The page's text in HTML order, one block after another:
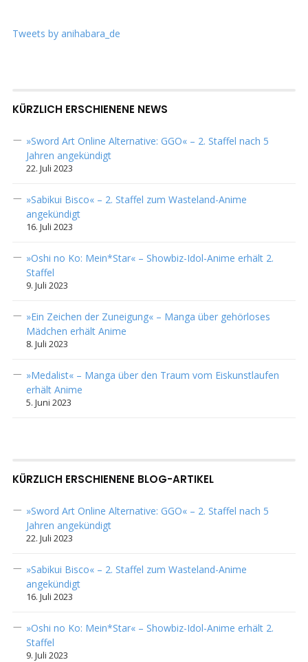
Tweets by anihabara_de
KÜRZLICH ERSCHIENENE NEWS
»Sword Art Online Alternative: GGO« – 2. Staffel nach 5
Jahren angekündigt
22. Juli 2023
»Sabikui Bisco« – 2. Staffel zum Wasteland-Anime
angekündigt
16. Juli 2023
»Oshi no Ko: Mein*Star« – Showbiz-Idol-Anime erhält 2.
Staffel
9. Juli 2023
»Ein Zeichen der Zuneigung« – Manga über gehörloses
Mädchen erhält Anime
8. Juli 2023
»Medalist« – Manga über den Traum vom Eiskunstlaufen
erhält Anime
5. Juni 2023
KÜRZLICH ERSCHIENENE BLOG-ARTIKEL
»Sword Art Online Alternative: GGO« – 2. Staffel nach 5
Jahren angekündigt
22. Juli 2023
»Sabikui Bisco« – 2. Staffel zum Wasteland-Anime
angekündigt
16. Juli 2023
»Oshi no Ko: Mein*Star« – Showbiz-Idol-Anime erhält 2.
Staffel
9. Juli 2023